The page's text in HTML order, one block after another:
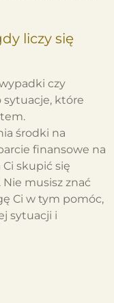
liczy się
czy
sytuacje, które
środki na
finansowe na
skupić się
Nie musisz znać
Ci w tym pomóc,
sytuacji i